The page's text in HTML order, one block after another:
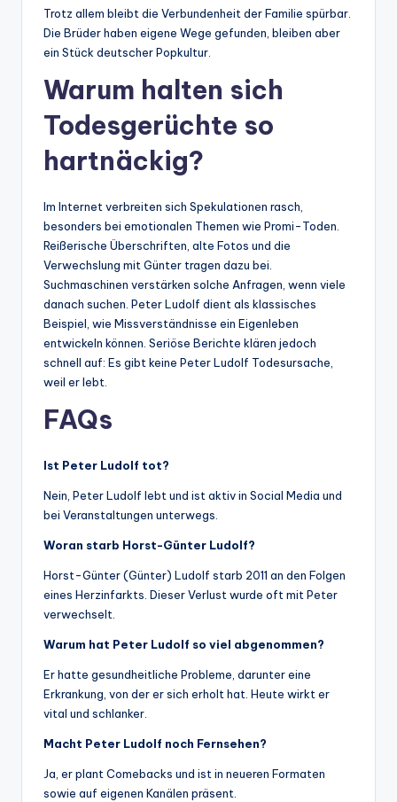
Trotz allem bleibt die Verbundenheit der Familie spürbar.
Die Brüder haben eigene Wege gefunden, bleiben aber
ein Stück deutscher Popkultur.
Warum halten sich
Todesgerüchte so
hartnäckig?
Im Internet verbreiten sich Spekulationen rasch,
besonders bei emotionalen Themen wie Promi-Toden.
Reißerische Überschriften, alte Fotos und die
Verwechslung mit Günter tragen dazu bei.
Suchmaschinen verstärken solche Anfragen, wenn viele
danach suchen. Peter Ludolf dient als klassisches
Beispiel, wie Missverständnisse ein Eigenleben
entwickeln können. Seriöse Berichte klären jedoch
schnell auf: Es gibt keine Peter Ludolf Todesursache,
weil er lebt.
FAQs
Ist Peter Ludolf tot?
Nein, Peter Ludolf lebt und ist aktiv in Social Media und
bei Veranstaltungen unterwegs.
Woran starb Horst-Günter Ludolf?
Horst-Günter (Günter) Ludolf starb 2011 an den Folgen
eines Herzinfarkts. Dieser Verlust wurde oft mit Peter
verwechselt.
Warum hat Peter Ludolf so viel abgenommen?
Er hatte gesundheitliche Probleme, darunter eine
Erkrankung, von der er sich erholt hat. Heute wirkt er
vital und schlanker.
Macht Peter Ludolf noch Fernsehen?
Ja, er plant Comebacks und ist in neueren Formaten
sowie auf eigenen Kanälen präsent.